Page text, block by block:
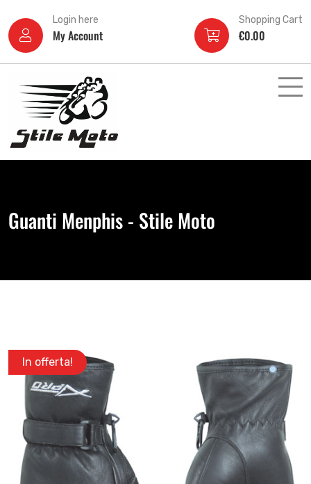
Login here
My Account
Shopping Cart
€0.00
Guanti Menphis - Stile Moto
In offerta!